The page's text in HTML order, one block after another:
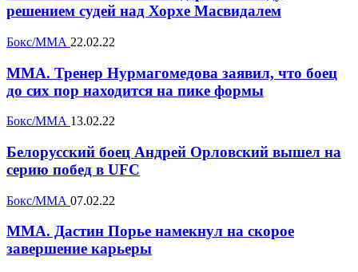
решением судей над Хорхе Масвидалем
Бокс/ММА 22.02.22
MMA. Тренер Нурмагомедова заявил, что боец
до сих пор находится на пике формы
Бокс/ММА 13.02.22
Белорусский боец Андрей Орловский вышел на
серию побед в UFC
Бокс/ММА 07.02.22
MMA. Дастин Порье намекнул на скорое
завершение карьеры